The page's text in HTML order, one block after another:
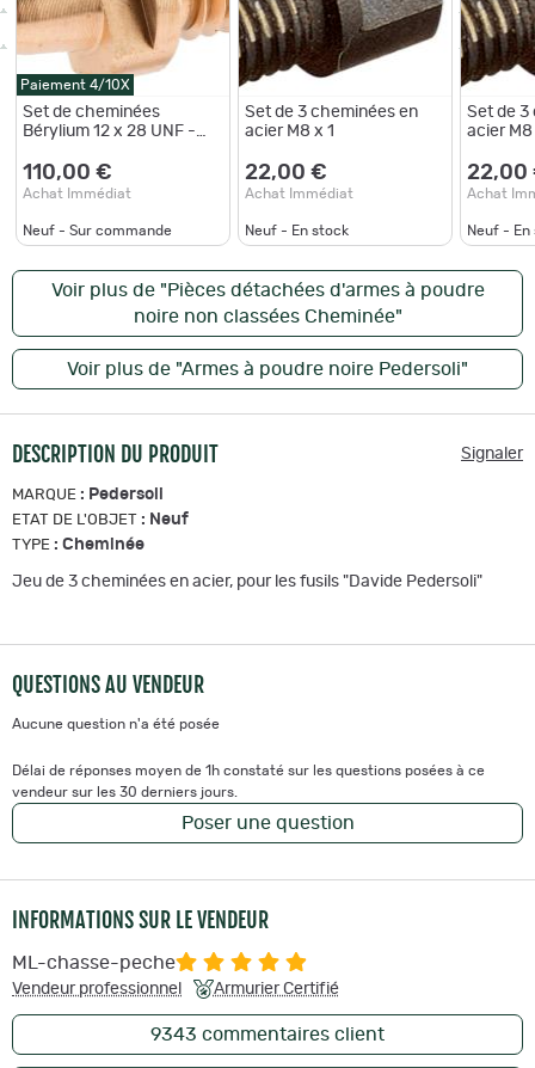
Paiement 4/10X
Set de cheminées
Bérylium 12 x 28 UNF -
110,00 €
Achat Immédiat
Neuf - Sur commande
Set de 3 cheminées en
acier M8 x 1
22,00 €
Achat Immédiat
Neuf - En stock
Set de 3
acier M8
22,00
Achat
Neuf - En
Voir plus de "Pièces détachées d'armes à poudre
noire non classées Cheminée"
Voir plus de "Armes à poudre noire Pedersoli"
DESCRIPTION DU PRODUIT Signaler
MARQUE : Pedersoli
ETAT DE L'OBJET : Neuf
TYPE : Cheminée
Jeu de 3 cheminées en acier, pour les fusils "Davide Pedersoli"
QUESTIONS AU VENDEUR
Aucune question n'a été posée
Délai de réponses moyen de 1h constaté sur les questions posées à ce
vendeur sur les 30 derniers jours.
Poser une question
INFORMATIONS SUR LE VENDEUR
ML-chasse-peche
Vendeur professionnel Armurier Certifié
9343 commentaires client